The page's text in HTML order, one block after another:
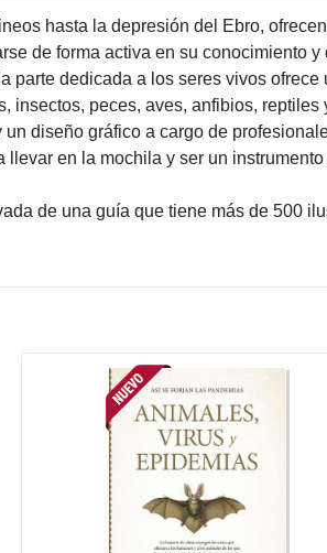
hasta la depresión del Ebro,
de forma activa en su conocimiento
parte dedicada a los seres vivos
insectos, peces, aves, anfibios,
diseño gráfico a cargo de
en la mochila y ser un
de una guía que tiene más de 500